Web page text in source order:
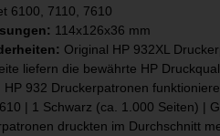
6100, 7110, 7610
114x126x36 mm
Original HP 932XL
liefern die bewährte HP
HP 932 Druckerpatronen
| 1 Schwarz (ca. 1.000 Seiten) |
druckten im Durchschnitt